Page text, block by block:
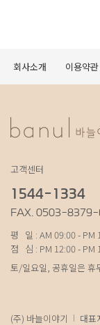
회사소개 이용약관
고객센터
1544-1334
FAX. 0503-8379-
평 일 : AM 09:00 - PM
점 심 : PM 12:00 - PM
토/일요일, 공휴일은 휴
(주) 바늘이야기 대표